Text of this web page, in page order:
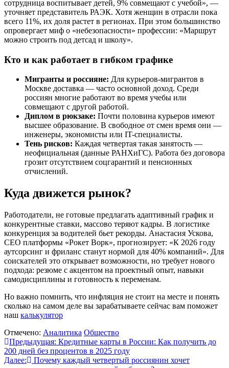
сотрудница воспитывает детей, 9% совмещают с учебой», —
уточняет представитель РАЭК. Хотя женщин в отрасли пока
всего 11%, их доля растет в регионах. При этом большинство
опровергает миф о «небезопасности» профессии: «Маршрут
можно строить под детсад и школу».
Кто и как работает в гибком графике
Мигранты и россияне: Для курьеров-мигрантов в
Москве доставка — часто основной доход. Среди
россиян многие работают во время учебы или
совмещают с другой работой.
Диплом в рюкзаке: Почти половина курьеров имеют
высшее образование. В свободное от смен время они —
инженеры, экономисты или IT-специалисты.
Тень рисков: Каждая четвертая такая занятость —
неофициальная (данные РАНХиГС). Работа без договора
грозит отсутствием соцгарантий и пенсионных
отчислений.
Куда движется рынок?
Работодатели, не готовые предлагать адаптивный график и
конкурентные ставки, массово теряют кадры. В логистике
конкуренция за водителей бьет рекорды. Анастасия Ускова,
CEO платформы «Рокет Ворк», прогнозирует: «К 2026 году
аутсорсинг и фриланс станут нормой для 40% компаний». Для
соискателей это открывает возможности, но требует нового
подхода: резюме с акцентом на проектный опыт, навыки
самодисциплины и готовность к переменам.
Но важно помнить, что инфляция не стоит на месте и понять
сколько на самом деле вы зарабатываете сейчас вам поможет
наш калькулятор
Отмечено: Аналитика Общество
Навигация
по
Предыдущая: Кредитные карты в России: Как получить до
200 дней без процентов в 2025 году
Далее:
Почему каждый четвертый россиянин хочет